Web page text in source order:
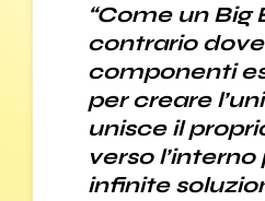
“Come un Big
contrario
componenti
per creare
unisce il
verso
infinite